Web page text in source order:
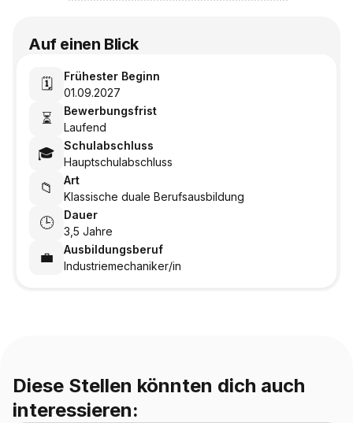
Auf einen Blick
🗓️
Frühester Beginn
01.09.2027
⏳
Bewerbungsfrist
Laufend
🎓
Schulabschluss
Hauptschulabschluss
📁
Art
Klassische duale Berufsausbildung
🕒
Dauer
3,5 Jahre
💼
Ausbildungsberuf
Industriemechaniker/in
Diese Stellen könnten dich auch
interessieren: